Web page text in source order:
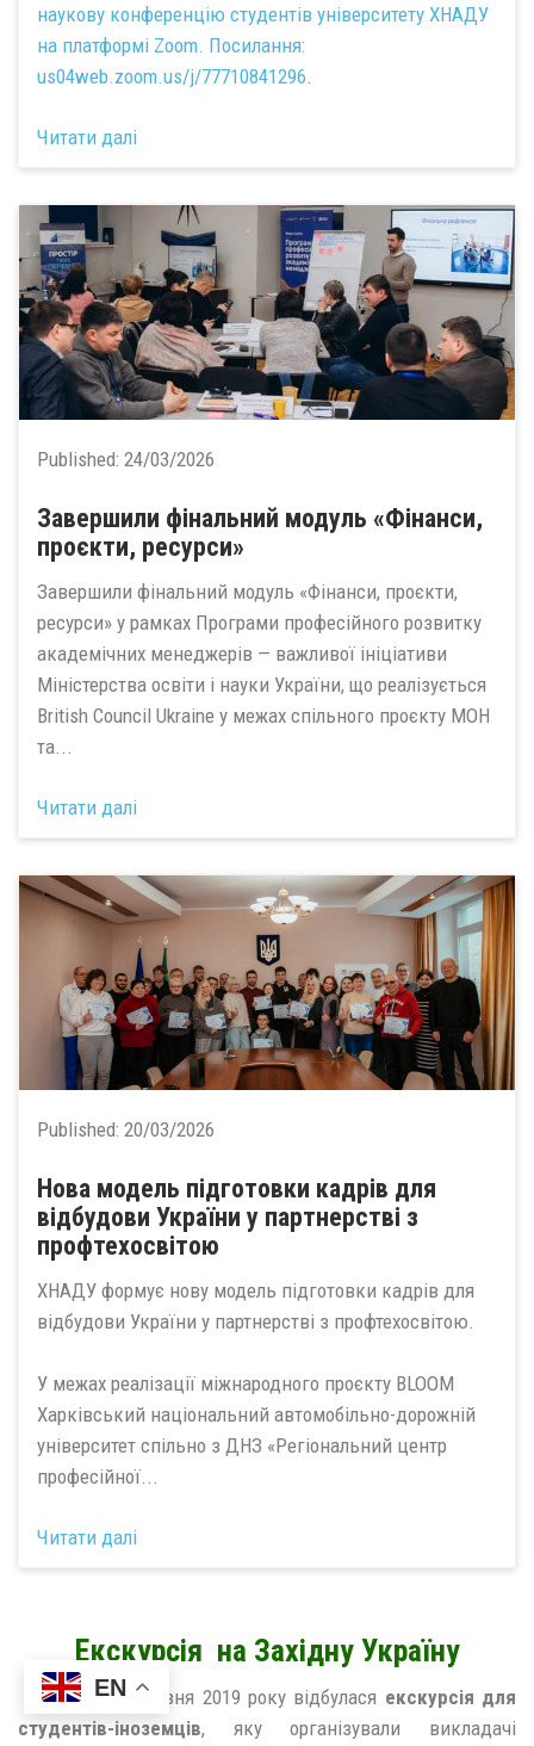
наукову конференцію студентів університету ХНАДУ
на платформі Zoom. Посилання:
us04web.zoom.us/j/77710841296.
Читати далі
Published: 24/03/2026
Завершили фінальний модуль «Фінанси,
проєкти, ресурси»
Завершили фінальний модуль «Фінанси, проєкти,
ресурси» у рамках Програми професійного розвитку
академічних менеджерів — важливої ініціативи
Міністерства освіти і науки України, що реалізується
British Council Ukraine у межах спільного проєкту МОН
та...
Читати далі
Published: 20/03/2026
Нова модель підготовки кадрів для
відбудови України у партнерстві з
профтехосвітою
ХНАДУ формує нову модель підготовки кадрів для
відбудови України у партнерстві з профтехосвітою.
У межах реалізації міжнародного проєкту BLOOM
Харківський національний автомобільно-дорожній
університет спільно з ДНЗ «Регіональний центр
професійної...
Читати далі
Екскурсія на Західну Україну
З 1 по 7 травня 2019 року відбулася екскурсія для
студентів-іноземців, яку організували викладачі
EN